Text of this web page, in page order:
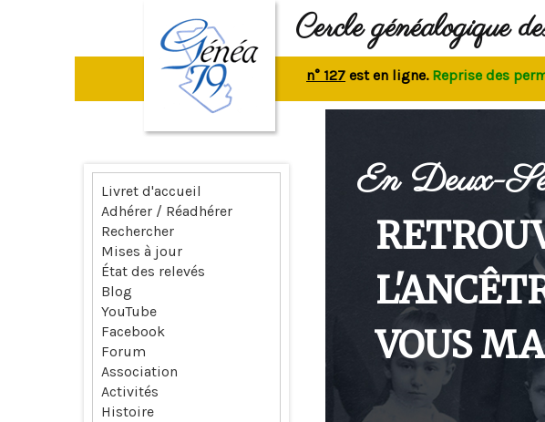
Cercle généalogique
La revue n° 127est en ligne.Reprise des
En Deux-
VOUS
Livret d'accueil
Adhérer / Réadhérer
Rechercher
Mises à jour
État des relevés
Blog
YouTube
Facebook
Forum
Association
Activités
Histoire